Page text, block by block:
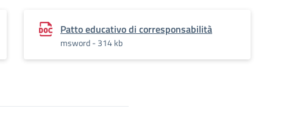
Patto educativo di corresponsabilità
msword - 314 kb